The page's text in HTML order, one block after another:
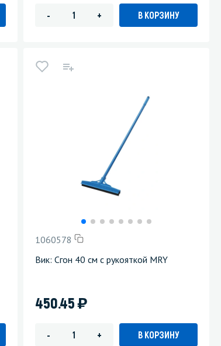
- + В КОРЗИНУ
1060578
Вик: Сгон 40 см с рукояткой MRY
450.45)
- + В КОРЗИНУ